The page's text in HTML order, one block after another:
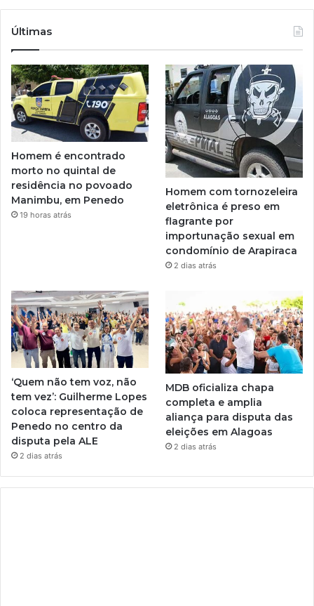
Últimas
Homem é encontrado
morto no quintal de
residência no povoado
Manimbu, em Penedo
19 horas atrás
Homem com tornozeleira
eletrônica é preso em
flagrante por
importunação sexual em
condomínio de Arapiraca
2 dias atrás
‘Quem não tem voz, não
tem vez’: Guilherme Lopes
coloca representação de
Penedo no centro da
disputa pela ALE
2 dias atrás
MDB oficializa chapa
completa e amplia
aliança para disputa das
eleições em Alagoas
2 dias atrás